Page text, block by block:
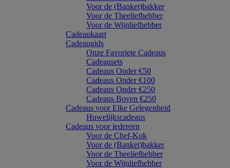
Voor de (Banket)bakker
Voor de Theeliefhebber
Voor de Wijnliefhebber
Cadeaukaart
Cadeaugids
Onze Favoriete Cadeaus
Cadeausets
Cadeaus Onder €50
Cadeaus Onder €100
Cadeaus Onder €250
Cadeaus Boven €250
Cadeaus voor Elke Gelegenheid
Huwelijkscadeaus
Cadeaus voor iedereen
Voor de Chef-Kok
Voor de (Banket)bakker
Voor de Theeliefhebber
Voor de Wijnliefhebber